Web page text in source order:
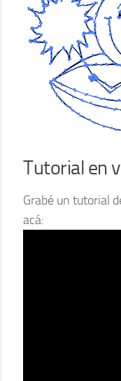
Tutorial en
Grabé un tutorial
acá: